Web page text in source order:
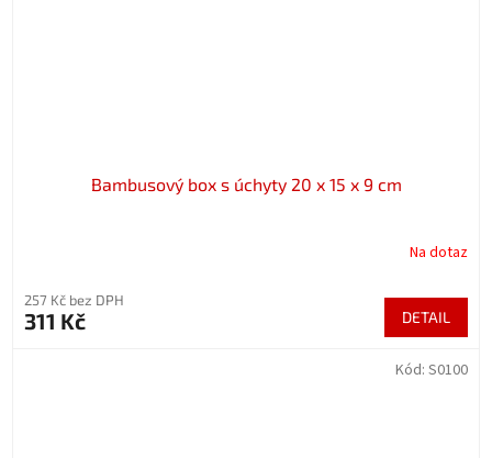
Bambusový box s úchyty 20 x 15 x 9 cm
Na dotaz
257 Kč bez DPH
311 Kč DETAIL
Kód: S0100